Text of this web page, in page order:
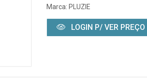
Marca: PLUZIE
LOGIN P/ VER PREÇO